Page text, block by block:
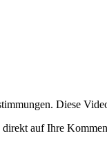
Diese
auf Ihre